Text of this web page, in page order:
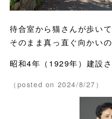
待合室から猫さんが歩いて
そのまま真っ直ぐ向かい
昭和4年（1929年）建設さ
（posted on 2024/8/27）